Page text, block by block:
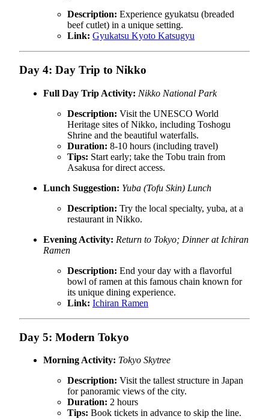
Description: Experience gyukatsu (breaded
beef cutlet) in a unique setting.
Link: Gyukatsu Kyoto Katsugyu
Day 4: Day Trip to Nikko
Full Day Trip Activity: Nikko National Park
Description: Visit the UNESCO World
Heritage sites of Nikko, including Toshogu
Shrine and the beautiful waterfalls.
Duration: 8-10 hours (including travel)
Tips: Start early; take the Tobu train from
Asakusa for direct access.
Lunch Suggestion: Yuba (Tofu Skin) Lunch
Description: Try the local specialty, yuba, at a
restaurant in Nikko.
Evening Activity: Return to Tokyo; Dinner at Ichiran
Ramen
Description: End your day with a flavorful
bowl of ramen at this famous chain known for
its unique dining experience.
Link: Ichiran Ramen
Day 5: Modern Tokyo
Morning Activity: Tokyo Skytree
Description: Visit the tallest structure in Japan
for panoramic views of the city.
Duration: 2 hours
Tips: Book tickets in advance to skip the line.